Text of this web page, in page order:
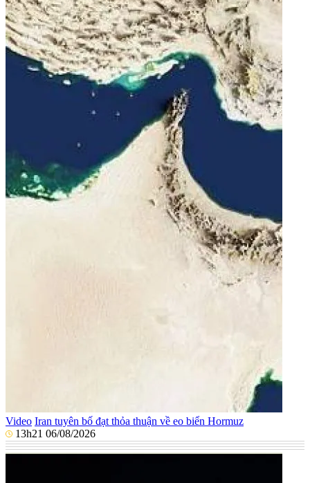
Video Iran tuyên bố đạt thỏa thuận về eo biển Hormuz
13h21 06/08/2026